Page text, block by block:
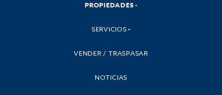
PROPIEDADES
SERVICIOS
VENDER / TRASPASAR
NOTICIAS